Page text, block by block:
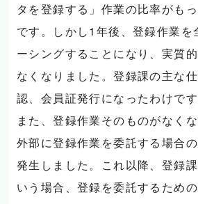
タを登録する」作業の比率がも
です。しかし1年後、登録作業を
ーシングすることになり、実質
なくなりました。登録課の主な
認、会員証発行になったわけです
また、登録作業そのものがなくな
外部に登録作業を委託する場合
発生しました。これ以降、登録
いう場合、登録を委託するため